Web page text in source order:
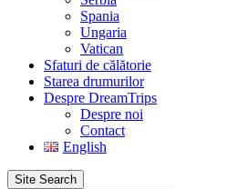
Spania
Ungaria
Vatican
Sfaturi de călătorie
Starea drumurilor
Despre DreamTrips
Despre noi
Contact
English
Site Search